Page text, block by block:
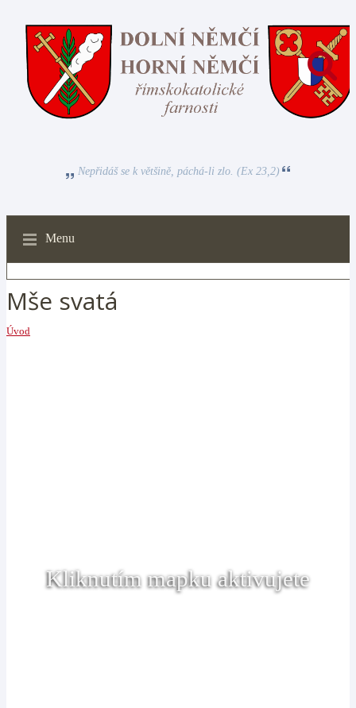
Nepřidáš se k většině, páchá-li zlo. (Ex 23,2)
Menu
Mše svatá
Úvod
Kliknutím mapku aktivujete